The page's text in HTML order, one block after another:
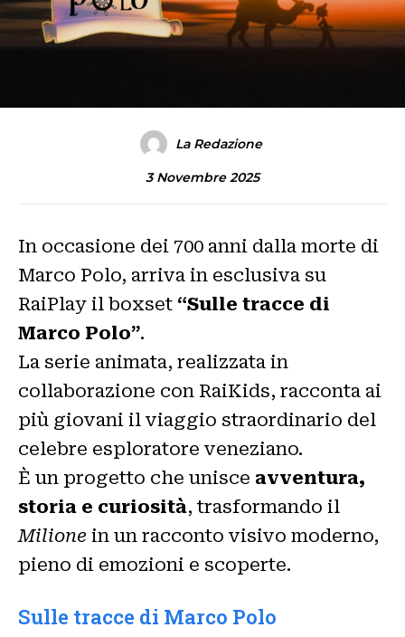
La Redazione
3 Novembre 2025
In occasione dei 700 anni dalla morte di
Marco Polo, arriva in esclusiva su
RaiPlay il boxset “Sulle tracce di
Marco Polo”.
La serie animata, realizzata in
collaborazione con RaiKids, racconta ai
più giovani il viaggio straordinario del
celebre esploratore veneziano.
È un progetto che unisce avventura,
storia e curiosità, trasformando il
Milione in un racconto visivo moderno,
pieno di emozioni e scoperte.
Sulle tracce di Marco Polo